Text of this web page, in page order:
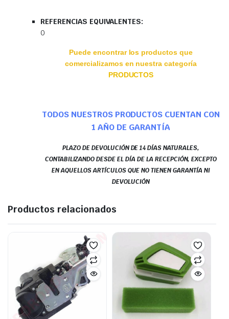
REFERENCIAS EQUIVALENTES:
0
Puede encontrar los productos que
comercializamos en nuestra categoría
PRODUCTOS
TODOS NUESTROS PRODUCTOS CUENTAN CON
1 AÑO DE GARANTÍA
PLAZO DE DEVOLUCIÓN DE 14 DÍAS NATURALES,
CONTABILIZANDO DESDE EL DÍA DE LA RECEPCIÓN, EXCEPTO
EN AQUELLOS ARTÍCULOS QUE NO TIENEN GARANTÍA NI
DEVOLUCIÓN
Productos relacionados